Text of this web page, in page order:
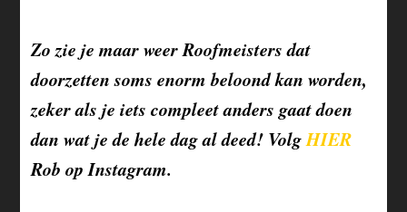
Zo zie je maar weer Roofmeisters dat
doorzetten soms enorm beloond kan worden,
zeker als je iets compleet anders gaat doen
dan wat je de hele dag al deed! VolgHIER
Rob op Instagram.